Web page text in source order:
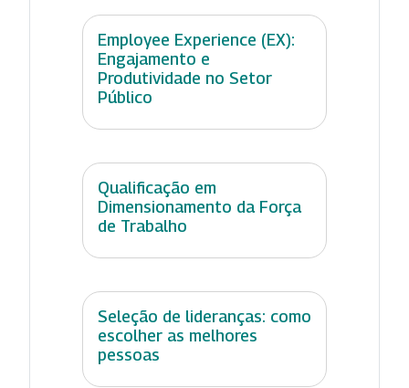
Employee Experience (EX):
Engajamento e
Produtividade no Setor
Público
Qualificação em
Dimensionamento da Força
de Trabalho
Seleção de lideranças: como
escolher as melhores
pessoas